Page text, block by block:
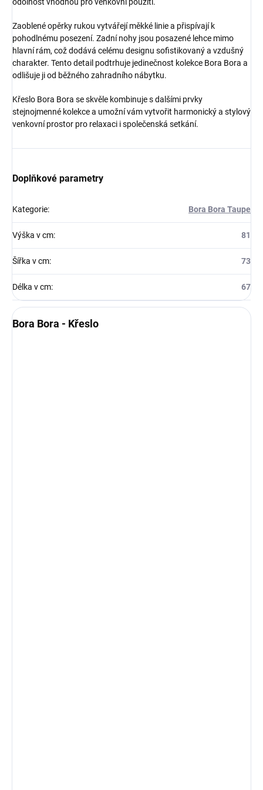
Zaoblené opěrky rukou vytvářejí měkké linie a přispívají k
pohodlnému posezení. Zadní nohy jsou posazené lehce mimo
hlavní rám, což dodává celému designu sofistikovaný a vzdušný
charakter. Tento detail podtrhuje jedinečnost kolekce Bora Bora a
odlišuje ji od běžného zahradního nábytku.
Křeslo Bora Bora se skvěle kombinuje s dalšími prvky
stejnojmenné kolekce a umožní vám vytvořit harmonický a stylový
venkovní prostor pro relaxaci i společenská setkání.
Doplňkové parametry
Kategorie: Bora Bora Taupe
Výška v cm: 81
Šířka v cm: 73
Délka v cm: 67
Bora Bora - Křeslo